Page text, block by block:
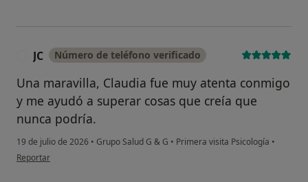
JC Número de teléfono verificado
Una maravilla, Claudia fue muy atenta conmigo
y me ayudó a superar cosas que creía que
nunca podría.
19 de julio de 2026 • Grupo Salud G & G • Primera visita Psicología •
en opinión del usuario JC
Reportar
¿Alguna vez has usado una app
o chatbot de IA para hablar
sobre un tema emocional o
psicológico?
Sí, varias veces